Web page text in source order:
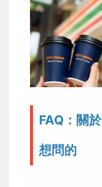
FAQ：關
想問的